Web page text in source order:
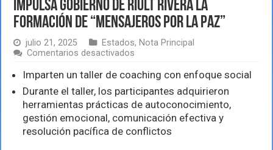
Impulsa gobierno de Riult Rivera la
formación de “Mensajeros por la Paz”
julio 21, 2025 Estados, Nota Principal
Comentarios desactivados
gobierno
Riult
Rivera
la
formación
de
Imparten un taller de coaching con enfoque social
Durante el taller, los participantes adquirieron
herramientas prácticas de autoconocimiento,
gestión emocional, comunicación efectiva y
resolución pacífica de conflictos